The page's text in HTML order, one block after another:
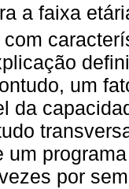
a faixa
um
da
um
por